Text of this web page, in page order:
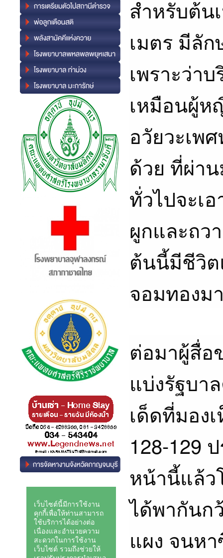
สำหรับต้น
เมตร มีลั
เพราะว่า
เหมือนผู้ห
อวัยวะเพ
ด้วย ที่ผ่า
ทั่วไปจะเ
ผูกและถว
ต้นนี้มีชีวิต
จอมทองม
ต่อมาผู้สื่อ
แบ่งรัฐบา
เด็ดที่มอง
128-129
หน้านี้แล้ว
ได้พากันก
แผง จนห